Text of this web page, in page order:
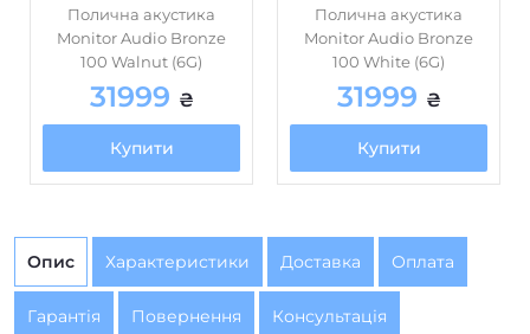
Вбудований FM-приймач немає
Вбудований аудіоплеєр немає
Вбудований мікрофон немає
Відношення сигнал/шум, дБ 87
Док-станція немає
Картрідер немає
немає
Полична акустика
Monitor Audio Bronze
100 Walnut (6G)
31999 ₴
Купити
Полична акустика
Monitor Audio Bronze
100 White (6G)
31999 ₴
Купити
Опис Характеристики Доставка Оплата
Гарантія Повернення Консультація